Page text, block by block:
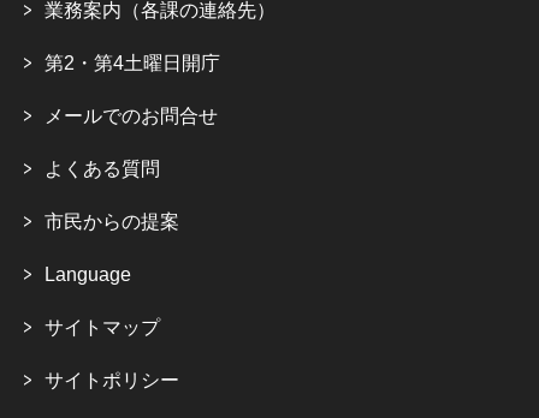
業務案内（各課の連絡先）
第2・第4土曜日開庁
メールでのお問合せ
よくある質問
市民からの提案
Language
サイトマップ
サイトポリシー